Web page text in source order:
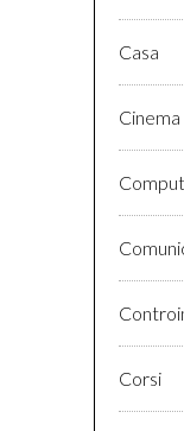
Casa
Cinema
Corsi